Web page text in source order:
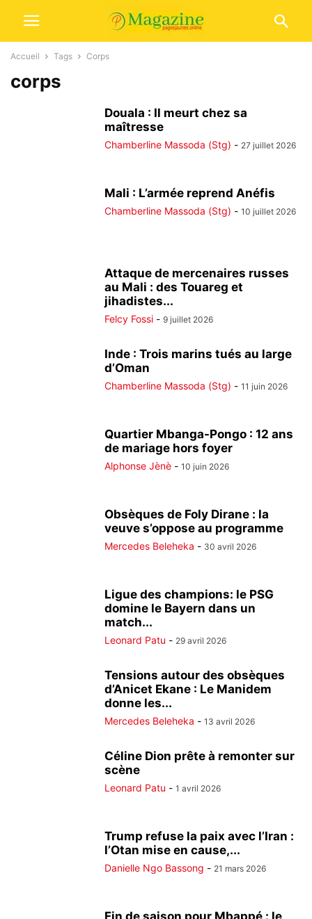
Accueil Tags Corps
corps
Douala : Il meurt chez sa
maîtresse
Chamberline Massoda (Stg) - 27 juillet 2026
Mali : L’armée reprend Anéfis
Chamberline Massoda (Stg) - 10 juillet 2026
Attaque de mercenaires russes
au Mali : des Touareg et
jihadistes...
Felcy Fossi - 9 juillet 2026
Inde : Trois marins tués au large
d’Oman
Chamberline Massoda (Stg) - 11 juin 2026
Quartier Mbanga-Pongo : 12 ans
de mariage hors foyer
Alphonse Jènè - 10 juin 2026
Obsèques de Foly Dirane : la
veuve s’oppose au programme
Mercedes Beleheka - 30 avril 2026
Ligue des champions: le PSG
domine le Bayern dans un
match...
Leonard Patu - 29 avril 2026
Tensions autour des obsèques
d’Anicet Ekane : Le Manidem
donne les...
Mercedes Beleheka - 13 avril 2026
Céline Dion prête à remonter sur
scène
Leonard Patu - 1 avril 2026
Trump refuse la paix avec l’Iran :
l’Otan mise en cause,...
Danielle Ngo Bassong - 21 mars 2026
Fin de saison pour Mbappé : le